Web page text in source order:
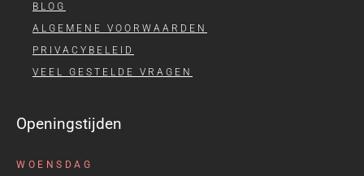
BLOG
ALGEMENE VOORWAARDEN
PRIVACYBELEID
VEEL GESTELDE VRAGEN
Openingstijden
WOENSDAG